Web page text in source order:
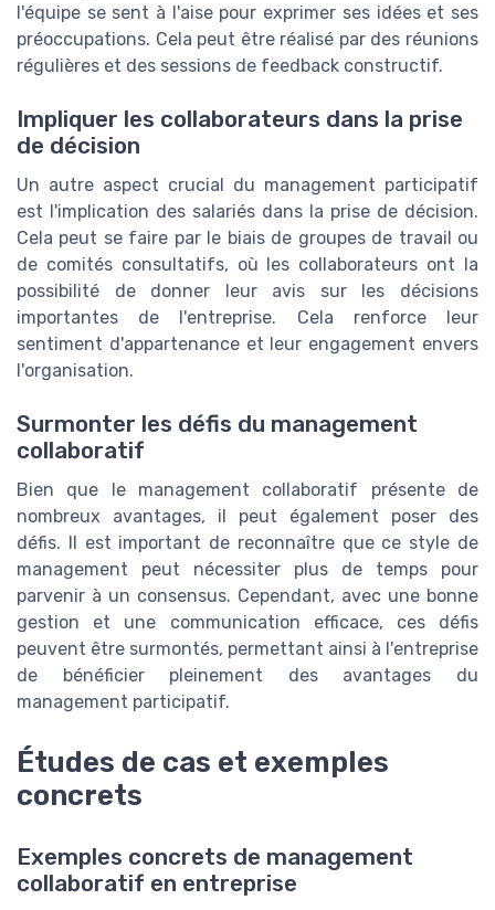
l'équipe se sent à l'aise pour exprimer ses idées et ses
préoccupations. Cela peut être réalisé par des réunions
régulières et des sessions de feedback constructif.
Impliquer les collaborateurs dans la prise
de décision
Un autre aspect crucial du management participatif
est l'implication des salariés dans la prise de décision.
Cela peut se faire par le biais de groupes de travail ou
de comités consultatifs, où les collaborateurs ont la
possibilité de donner leur avis sur les décisions
importantes de l'entreprise. Cela renforce leur
sentiment d'appartenance et leur engagement envers
l'organisation.
Surmonter les défis du management
collaboratif
Bien que le management collaboratif présente de
nombreux avantages, il peut également poser des
défis. Il est important de reconnaître que ce style de
management peut nécessiter plus de temps pour
parvenir à un consensus. Cependant, avec une bonne
gestion et une communication efficace, ces défis
peuvent être surmontés, permettant ainsi à l'entreprise
de bénéficier pleinement des avantages du
management participatif.
Études de cas et exemples
concrets
Exemples concrets de management
collaboratif en entreprise